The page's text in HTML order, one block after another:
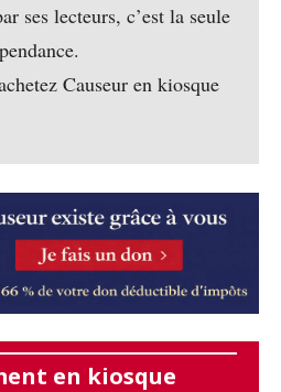
ses lecteurs, c’est la seule
Causeur en kiosque
en kiosque